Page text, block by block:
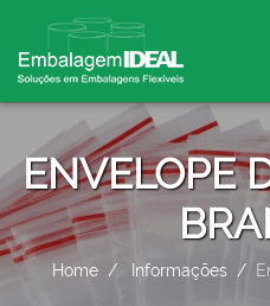
ENVELOPE
Home Informações